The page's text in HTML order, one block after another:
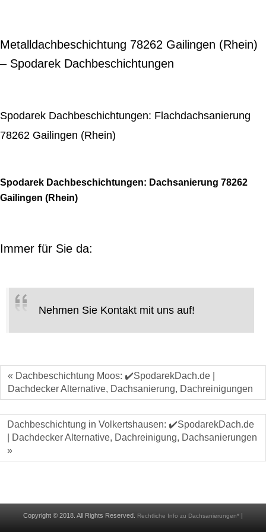
Metalldachbeschichtung 78262 Gailingen (Rhein)
– Spodarek Dachbeschichtungen
Spodarek Dachbeschichtungen: Flachdachsanierung
78262 Gailingen (Rhein)
Spodarek Dachbeschichtungen: Dachsanierung 78262
Gailingen (Rhein)
Immer für Sie da:
Nehmen Sie Kontakt mit uns auf!
« Dachbeschichtung Moos: ✔️SpodarekDach.de |
Dachdecker Alternative, Dachsanierung, Dachreinigungen
Dachbeschichtung in Volkertshausen: ✔️SpodarekDach.de
| Dachdecker Alternative, Dachreinigung, Dachsanierungen
»
Copyright © 2018. All Rights Reserved. Rechtliche Info zu Dachsanierungen* |